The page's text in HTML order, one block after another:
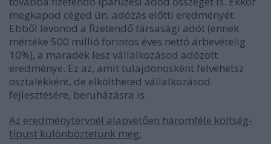
megkapod céged ún. adózás előtti eredményét.
Ebből levonod a fizetendő társasági adót (ennek
mértéke 500 millió forintos éves nettó árbevételig
10%), a maradék lesz vállalkozásod adózott
eredménye. Ez az, amit tulajdonosként felvehetsz
osztalékként, de elköltheted vállalkozásod
fejlesztésére, beruházásra is.
Az eredménytervnél alapvetően háromféle költség-
típust különböztetünk meg: